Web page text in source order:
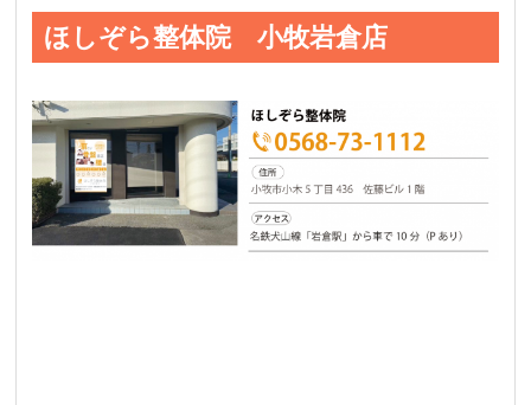
ほしぞら整体院 小牧岩倉店